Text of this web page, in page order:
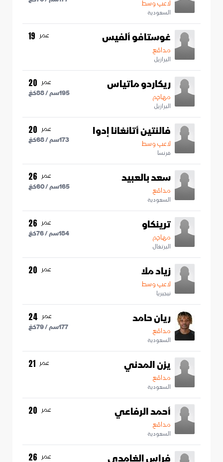
لاعب وسط
السعودية
غوستافو ألفيس
مدافع
البرازيل
عمر 19
ريكاردو ماتياس
مهاجم
البرازيل
عمر 20
195سم /88كغ
فالنتين أتانغانا إدوا
لاعب وسط
فرنسا
عمر 20
173سم /68كغ
سعد بالعبيد
مدافع
السعودية
عمر 26
165سم /60كغ
ترينكاو
مهاجم
البرتغال
عمر 26
184سم /76كغ
زياد ملا
لاعب وسط
نيجيريا
عمر 20
ريان حامد
مدافع
السعودية
عمر 24
177سم /79كغ
يزن المدني
مدافع
السعودية
عمر 21
أحمد الرفاعي
مدافع
السعودية
عمر 20
فراس الغامدي عمر 26